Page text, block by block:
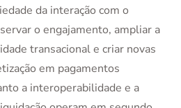
da interação com o
o engajamento, ampliar a
transacional e criar novas
em pagamentos
a interoperabilidade e a